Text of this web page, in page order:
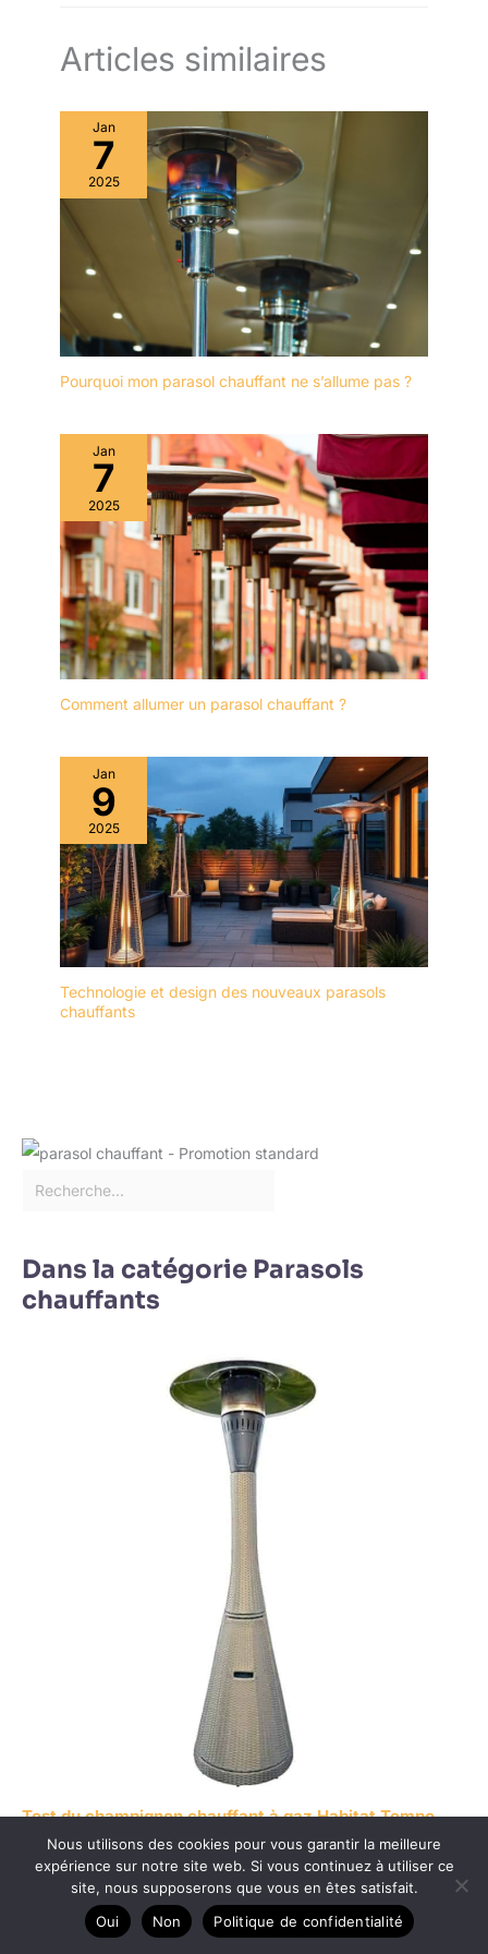
Articles similaires
Jan
7
2025
Pourquoi mon parasol chauffant ne s’allume pas ?
Jan
7
2025
Comment allumer un parasol chauffant ?
Jan
9
2025
Technologie et design des nouveaux parasols
chauffants
Dans la catégorie Parasols
chauffants
Test du champignon chauffant à gaz Habitat Tempo
Style 10kw
Nous utilisons des cookies pour vous garantir la meilleure
expérience sur notre site web. Si vous continuez à utiliser ce
site, nous supposerons que vous en êtes satisfait.
Oui
Non Politique de confidentialité